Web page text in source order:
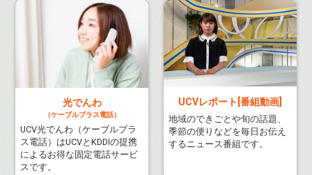
光でんわ
（ケーブルプラス電話）
UCV光でんわ（ケーブルプラ
ス電話）はUCVとKDDIの提携
によるお得な固定電話サービ
スです。
UCVレポート[番組動画]
地域のできごとや旬の話題、
季節の便りなどを毎日お伝え
するニュース番組です。